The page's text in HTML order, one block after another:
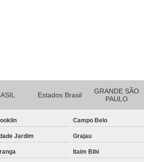
Estados Brasil
GRANDE SÃO
PAULO
Campo Belo
Jardim Grajau
Itaim Bibi